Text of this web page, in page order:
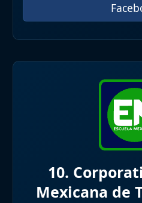
10.
Mexicana de